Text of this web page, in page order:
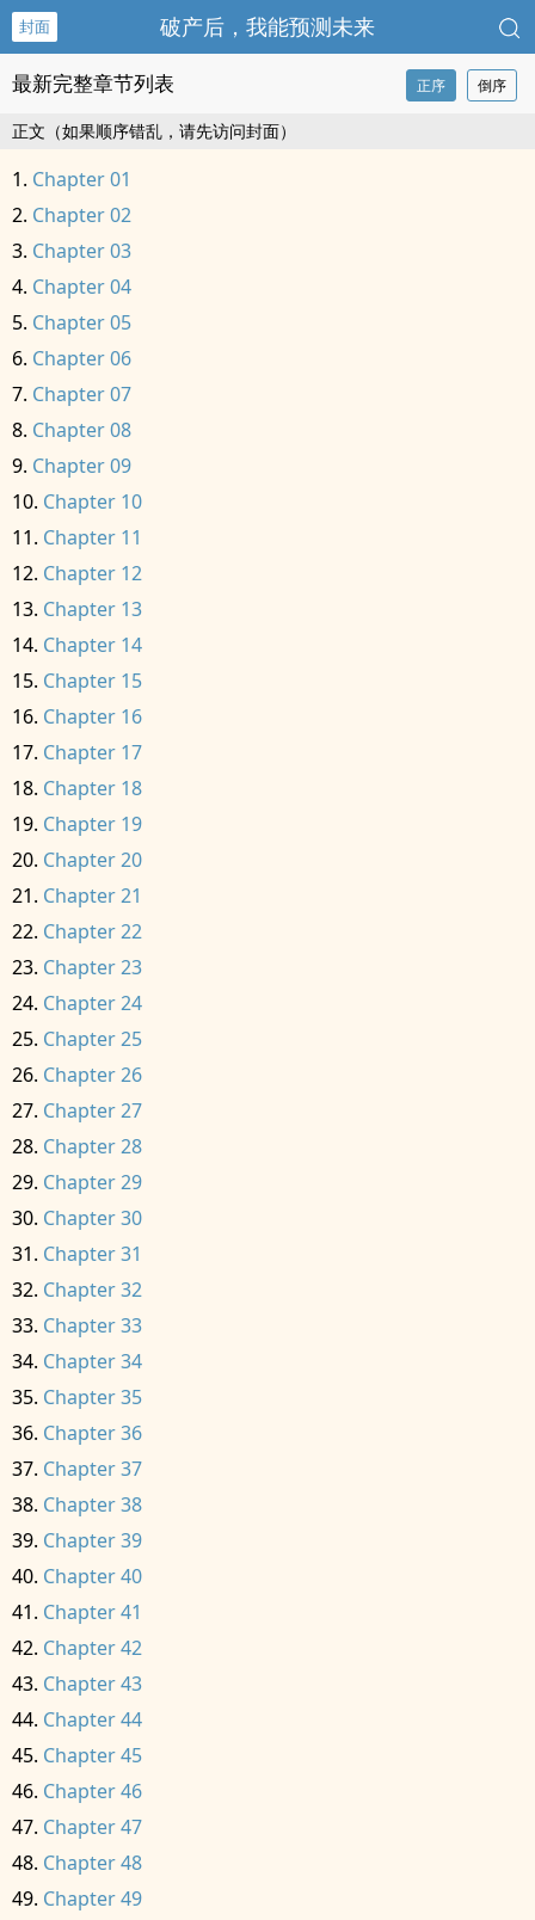
封面 破产后，我能预测未来
最新完整章节列表 正序 倒序
正文（如果顺序错乱，请先访问封面）
Chapter 01
Chapter 02
Chapter 03
Chapter 04
Chapter 05
Chapter 06
Chapter 07
Chapter 08
Chapter 09
Chapter 10
Chapter 11
Chapter 12
Chapter 13
Chapter 14
Chapter 15
Chapter 16
Chapter 17
Chapter 18
Chapter 19
Chapter 20
Chapter 21
Chapter 22
Chapter 23
Chapter 24
Chapter 25
Chapter 26
Chapter 27
Chapter 28
Chapter 29
Chapter 30
Chapter 31
Chapter 32
Chapter 33
Chapter 34
Chapter 35
Chapter 36
Chapter 37
Chapter 38
Chapter 39
Chapter 40
Chapter 41
Chapter 42
Chapter 43
Chapter 44
Chapter 45
Chapter 46
Chapter 47
Chapter 48
Chapter 49